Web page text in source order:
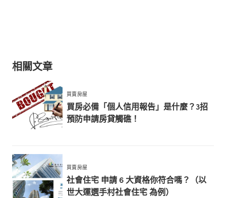
相關文章
買賣房屋
買房必備「個人信用報告」是什麼？3招
預防申請房貸觸礁！
買賣房屋
社會住宅 申請 6 大資格你符合嗎？（以
世大運選手村社會住宅 為例）